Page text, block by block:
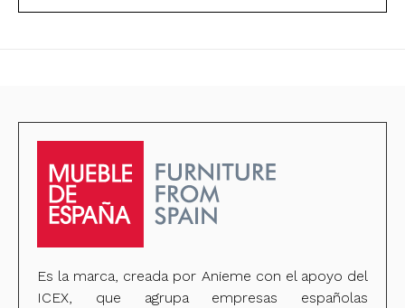
Es la marca, creada por Anieme con el apoyo del
ICEX, que agrupa empresas españolas